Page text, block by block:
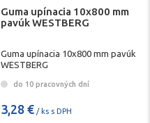
Guma upínacia 10x800 mm
pavúk WESTBERG
Guma upínacia 10x800 mm pavúk
WESTBERG
do 10 pracovných dní
3,28 € / ks s DPH